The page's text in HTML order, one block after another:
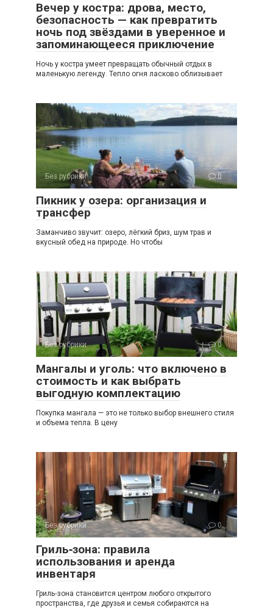
Вечер у костра: дрова, место,
безопасность — как превратить
ночь под звёздами в уверенное и
запоминающееся приключение
Ночь у костра умеет превращать обычный отдых в
маленькую легенду. Тепло огня ласково облизывает
Без рубрики 0
Пикник у озера: организация и
трансфер
Заманчиво звучит: озеро, лёгкий бриз, шум трав и
вкусный обед на природе. Но чтобы
Без рубрики 0
Мангалы и уголь: что включено в
стоимость и как выбрать
выгодную комплектацию
Покупка мангала — это не только выбор внешнего стиля
и объема тепла. В цену
Без рубрики 0
Гриль‑зона: правила
использования и аренда
инвентаря
Гриль‑зона становится центром любого открытого
пространства, где друзья и семья собираются на